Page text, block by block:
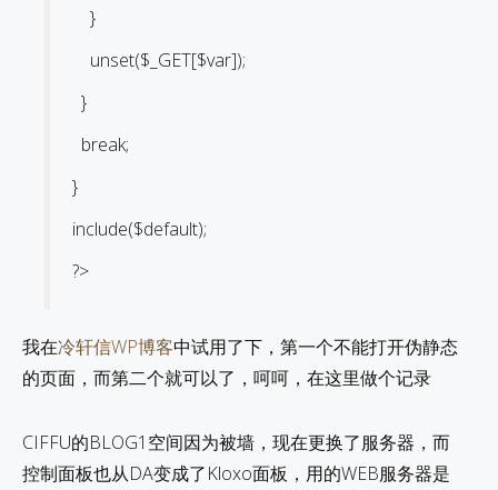
}
unset($_GET[$var]);
}
break;
}
include($default);
?>
我在冷轩信WP博客中试用了下，第一个不能打开伪静态
的页面，而第二个就可以了，呵呵，在这里做个记录
CIFFU的BLOG1空间因为被墙，现在更换了服务器，而
控制面板也从DA变成了Kloxo面板，用的WEB服务器是